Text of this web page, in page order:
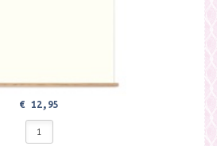
€ 12,95